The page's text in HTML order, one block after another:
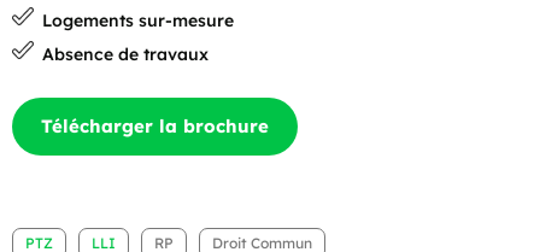
Logements sur-mesure
Absence de travaux
Télécharger la brochure
PTZ LLI RP Droit Commun